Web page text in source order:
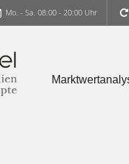
Mo. - Sa. 08:00 - 20:00 Uhr